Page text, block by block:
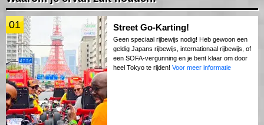
01 Street Go-Karting!
Geen speciaal rijbewijs nodig! Heb gewoon een
geldig Japans rijbewijs, internationaal rijbewijs, of
een SOFA-vergunning en je bent klaar om door
heel Tokyo te rijden! Voor meer informatie